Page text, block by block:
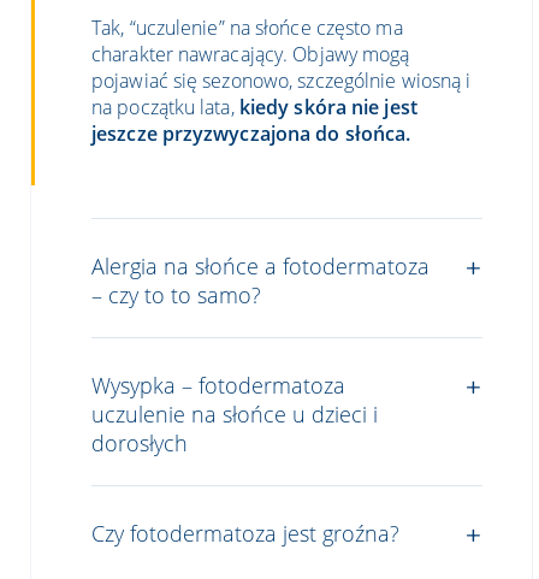
Tak, “uczulenie” na słońce często ma
charakter nawracający. Objawy mogą
pojawiać się sezonowo, szczególnie wiosną i
na początku lata, kiedy skóra nie jest
jeszcze przyzwyczajona do słońca.
Alergia na słońce a fotodermatoza
– czy to to samo?
Wysypka – fotodermatoza
uczulenie na słońce u dzieci i
dorosłych
Czy fotodermatoza jest groźna?